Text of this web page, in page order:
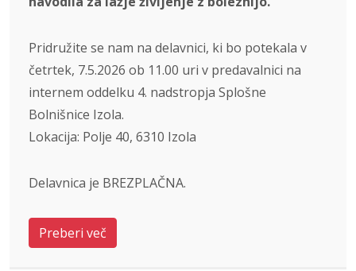
Pridružite se nam na delavnici, ki bo potekala v
četrtek, 7.5.2026 ob 11.00 uri v predavalnici na
internem oddelku 4. nadstropja Splošne
Bolnišnice Izola.
Lokacija: Polje 40, 6310 Izola
Delavnica je BREZPLAČNA.
Preberi več